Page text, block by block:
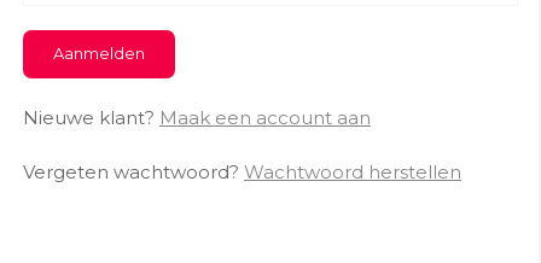
Aanmelden
Nieuwe klant? Maak een account aan
Vergeten wachtwoord? Wachtwoord herstellen